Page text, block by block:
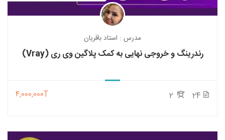
مدرس : استاد باقریان
رندرینگ و خروجی نهایی به کمک پلاگین وی ری (Vray)
24
4,000,000T